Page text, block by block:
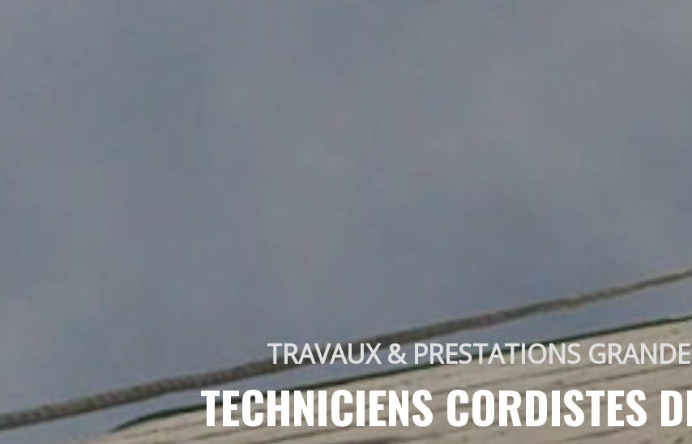
TRAVAUX & PRESTATIONS
TECHNICIENS CORDISTES